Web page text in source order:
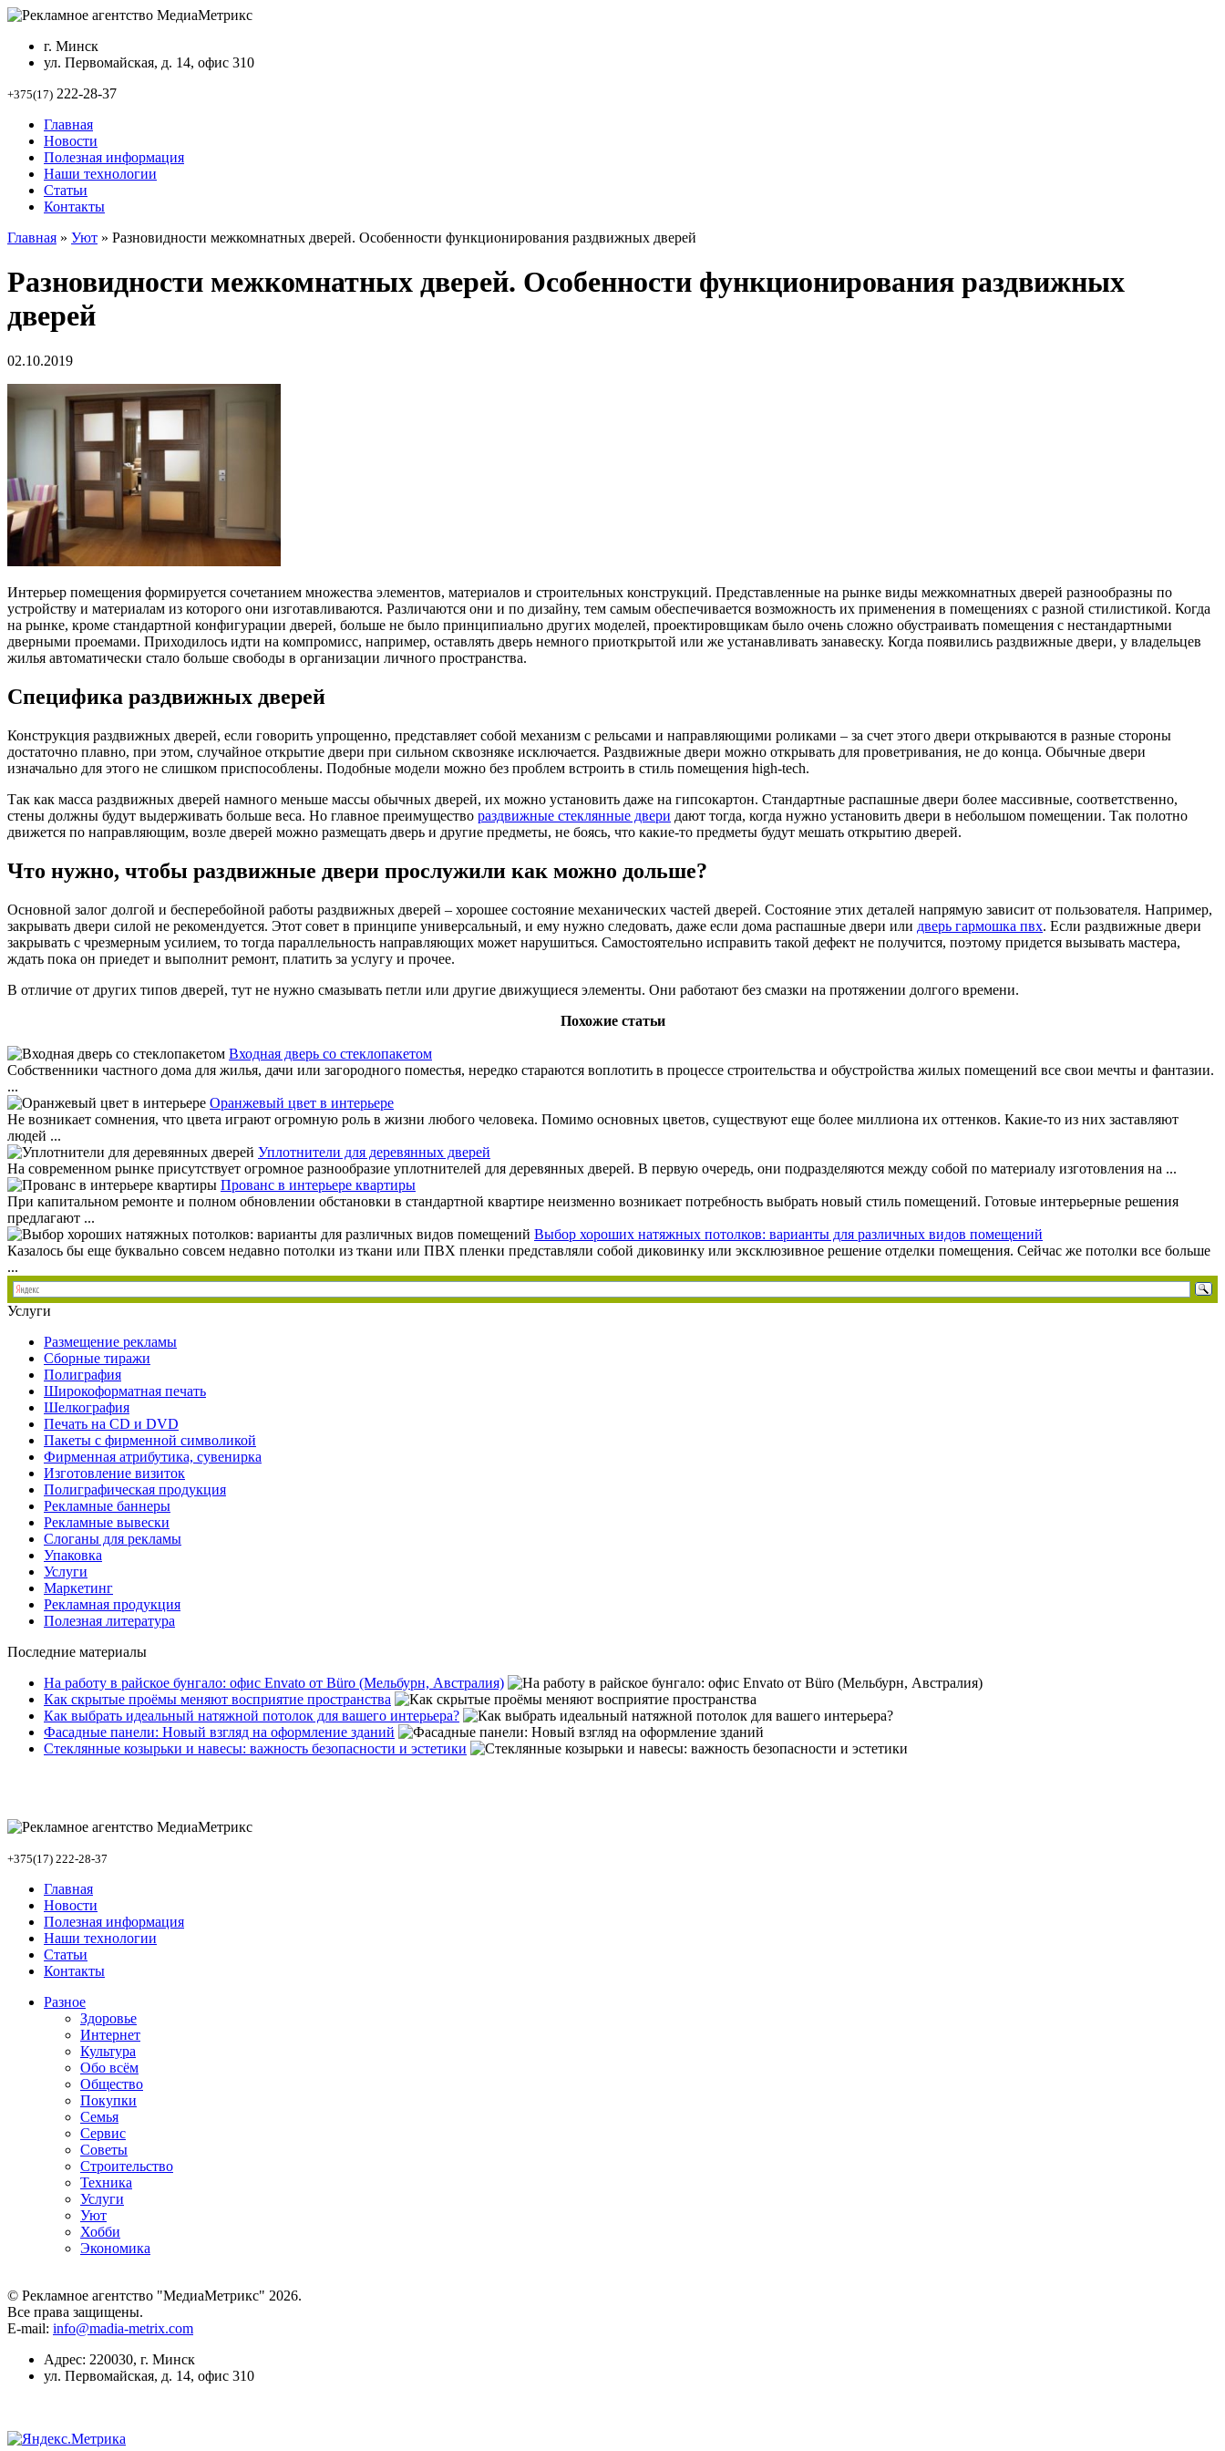
г. Минск
ул. Первомайская, д. 14, офис 310
+375(17) 222-28-37
Главная
Новости
Полезная информация
Наши технологии
Статьи
Контакты
Главная » Уют » Разновидности межкомнатных дверей. Особенности функционирования раздвижных дверей
Разновидности межкомнатных дверей. Особенности функционирования раздвижных
дверей
02.10.2019
Интерьер помещения формируется сочетанием множества элементов, материалов и строительных конструкций. Представленные на рынке виды межкомнатных дверей разнообразны по
устройству и материалам из которого они изготавливаются. Различаются они и по дизайну, тем самым обеспечивается возможность их применения в помещениях с разной стилистикой. Когда
на рынке, кроме стандартной конфигурации дверей, больше не было принципиально других моделей, проектировщикам было очень сложно обустраивать помещения с нестандартными
дверными проемами. Приходилось идти на компромисс, например, оставлять дверь немного приоткрытой или же устанавливать занавеску. Когда появились раздвижные двери, у владельцев
жилья автоматически стало больше свободы в организации личного пространства.
Специфика раздвижных дверей
Конструкция раздвижных дверей, если говорить упрощенно, представляет собой механизм с рельсами и направляющими роликами – за счет этого двери открываются в разные стороны
достаточно плавно, при этом, случайное открытие двери при сильном сквозняке исключается. Раздвижные двери можно открывать для проветривания, не до конца. Обычные двери
изначально для этого не слишком приспособлены. Подобные модели можно без проблем встроить в стиль помещения high-tech.
Так как масса раздвижных дверей намного меньше массы обычных дверей, их можно установить даже на гипсокартон. Стандартные распашные двери более массивные, соответственно,
стены должны будут выдерживать больше веса. Но главное преимущество раздвижные стеклянные двери дают тогда, когда нужно установить двери в небольшом помещении. Так полотно
движется по направляющим, возле дверей можно размещать дверь и другие предметы, не боясь, что какие-то предметы будут мешать открытию дверей.
Что нужно, чтобы раздвижные двери прослужили как можно дольше?
Основной залог долгой и бесперебойной работы раздвижных дверей – хорошее состояние механических частей дверей. Состояние этих деталей напрямую зависит от пользователя. Например,
закрывать двери силой не рекомендуется. Этот совет в принципе универсальный, и ему нужно следовать, даже если дома распашные двери или дверь гармошка пвх. Если раздвижные двери
закрывать с чрезмерным усилием, то тогда параллельность направляющих может нарушиться. Самостоятельно исправить такой дефект не получится, поэтому придется вызывать мастера,
ждать пока он приедет и выполнит ремонт, платить за услугу и прочее.
В отличие от других типов дверей, тут не нужно смазывать петли или другие движущиеся элементы. Они работают без смазки на протяжении долгого времени.
Похожие статьи
Входная дверь со стеклопакетом
Собственники частного дома для жилья, дачи или загородного поместья, нередко стараются воплотить в процессе строительства и обустройства жилых помещений все свои мечты и фантазии.
...
Оранжевый цвет в интерьере
Не возникает сомнения, что цвета играют огромную роль в жизни любого человека. Помимо основных цветов, существуют еще более миллиона их оттенков. Какие-то из них заставляют
людей ...
Уплотнители для деревянных дверей
На современном рынке присутствует огромное разнообразие уплотнителей для деревянных дверей. В первую очередь, они подразделяются между собой по материалу изготовления на ...
Прованс в интерьере квартиры
При капитальном ремонте и полном обновлении обстановки в стандартной квартире неизменно возникает потребность выбрать новый стиль помещений. Готовые интерьерные решения
предлагают ...
Выбор хороших натяжных потолков: варианты для различных видов помещений
Казалось бы еще буквально совсем недавно потолки из ткани или ПВХ пленки представляли собой диковинку или эксклюзивное решение отделки помещения. Сейчас же потолки все больше
...
Услуги
Размещение рекламы
Сборные тиражи
Полиграфия
Широкоформатная печать
Шелкография
Печать на СD и DVD
Пакеты с фирменной символикой
Фирменная атрибутика, сувенирка
Изготовление визиток
Полиграфическая продукция
Рекламные баннеры
Рекламные вывески
Слоганы для рекламы
Упаковка
Услуги
Маркетинг
Рекламная продукция
Полезная литература
Последние материалы
На работу в райское бунгало: офис Envato от Büro (Мельбурн, Австралия)
Как скрытые проёмы меняют восприятие пространства
Как выбрать идеальный натяжной потолок для вашего интерьера?
Фасадные панели: Новый взгляд на оформление зданий
Стеклянные козырьки и навесы: важность безопасности и эстетики
+375(17) 222-28-37
Главная
Новости
Полезная информация
Наши технологии
Статьи
Контакты
Разное
Здоровье
Интернет
Культура
Обо всём
Общество
Покупки
Семья
Сервис
Советы
Строительство
Техника
Услуги
Уют
Хобби
Экономика
© Рекламное агентство "МедиаМетрикс" 2026.
Все права защищены.
E-mail: info@madia-metrix.com
Адрес: 220030, г. Минск
ул. Первомайская, д. 14, офис 310